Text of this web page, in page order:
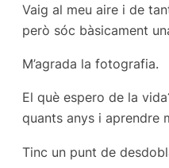
Vaig al meu aire i de
però sóc bàsicament
M’agrada la fotografia.
El què espero de la
quants anys i aprendre
Tinc un punt de